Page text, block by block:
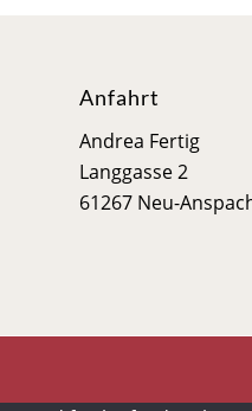
Anfahrt
Andrea Fertig
Langgasse 2
61267 Neu-